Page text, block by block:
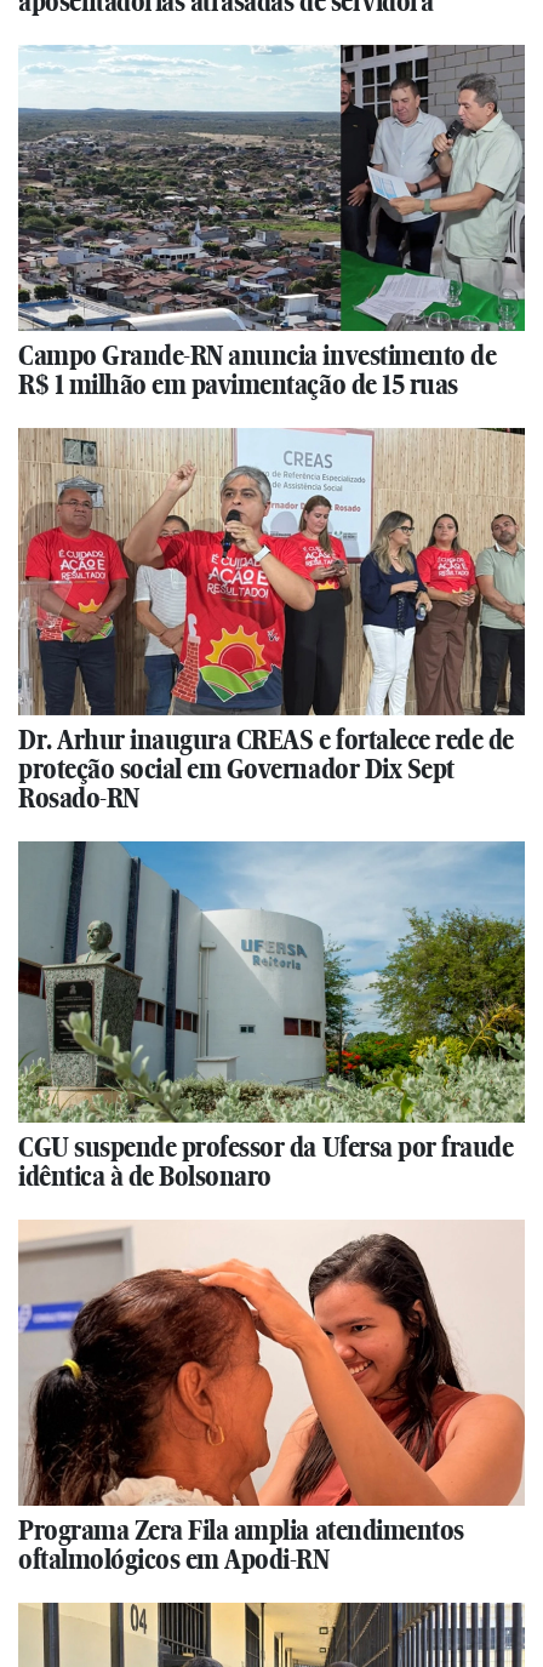
Campo Grande-RN anuncia investimento de
R$ 1 milhão em pavimentação de 15 ruas
Dr. Arhur inaugura CREAS e fortalece rede de
proteção social em Governador Dix Sept
Rosado-RN
CGU suspende professor da Ufersa por fraude
idêntica à de Bolsonaro
Programa Zera Fila amplia atendimentos
oftalmológicos em Apodi-RN